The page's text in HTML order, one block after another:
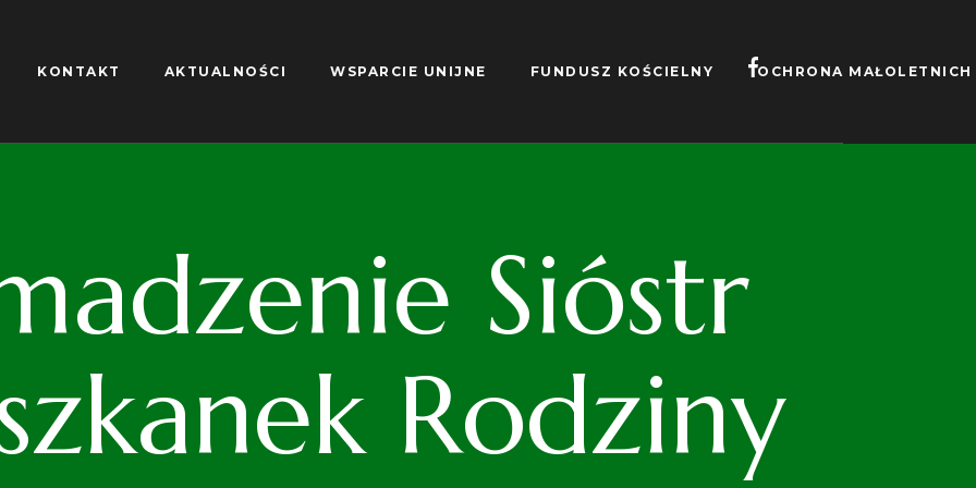
KONTAKT AKTUALNOŚCI WSPARCIE UNIJNE FUNDUSZ KOŚCIELNY OCHRONA MAŁOLETNICH
Sióstr
Rodziny